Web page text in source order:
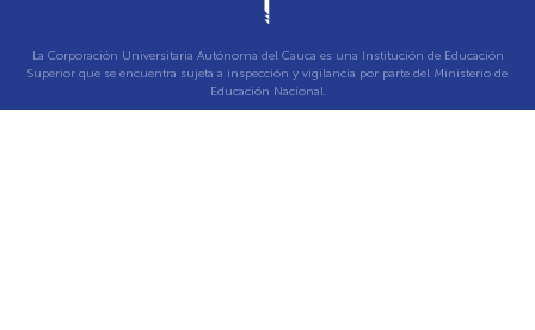
La Corporación Universitaria Autónoma del Cauca es una Institución de Educación
Superior que se encuentra sujeta a inspección y vigilancia por parte del Ministerio de
Educación Nacional.